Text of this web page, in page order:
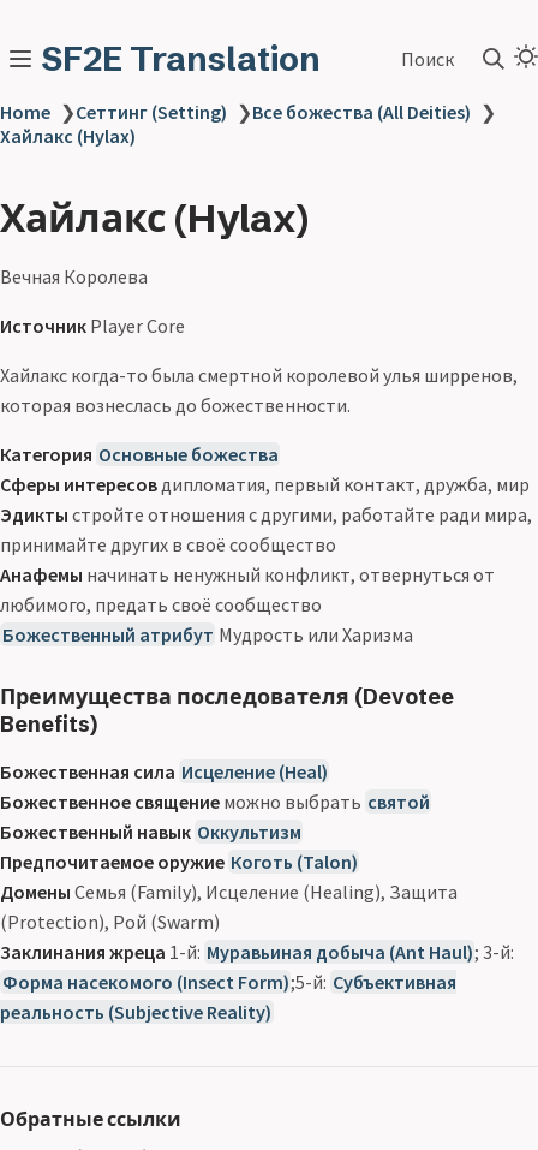
SF2E Translation Поиск
Home ❯Сеттинг (Setting) ❯Все божества (All Deities) ❯
Хайлакс (Hylax)
Хайлакс (Hylax)
Вечная Королева
Источник Player Core
Хайлакс когда-то была смертной королевой улья ширренов,
которая вознеслась до божественности.
Категория Основные божества
Сферы интересовдипломатия, первый контакт, дружба, мир
Эдикты стройте отношения с другими, работайте ради мира,
принимайте других в своё сообщество
Анафемы начинать ненужный конфликт, отвернуться от
любимого, предать своё сообщество
Божественный атрибут Мудрость или Харизма
Преимущества последователя (Devotee
Benefits)
Божественная сила Исцеление (Heal)
Божественное священие можно выбрать святой
Божественный навык Оккультизм
Предпочитаемое оружие Коготь (Talon)
Домены Семья (Family), Исцеление (Healing), Защита
(Protection), Рой (Swarm)
Заклинания жреца 1-й: Муравьиная добыча (Ant Haul); 3-й:
Форма насекомого (Insect Form);5-й: Субъективная
реальность (Subjective Reality)
Обратные ссылки